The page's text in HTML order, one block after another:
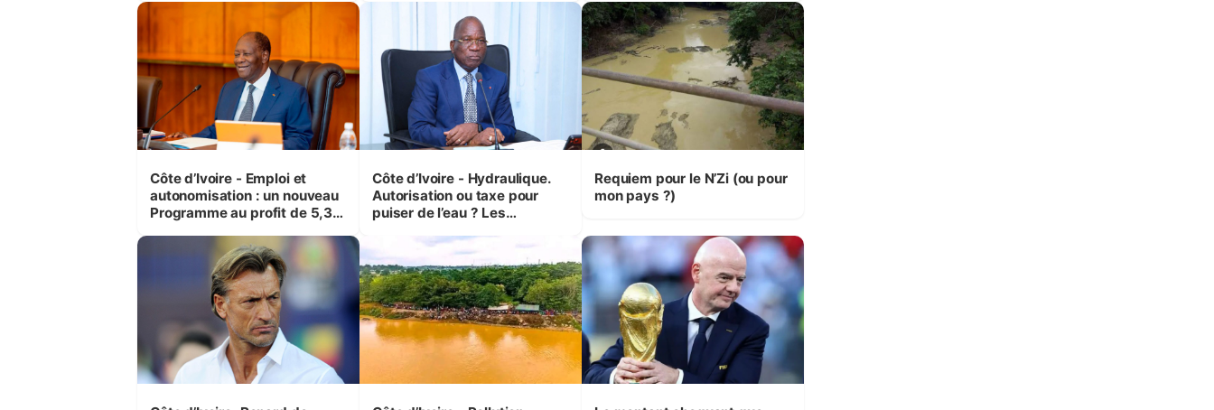
(Cne Yassoungo Koné ®)
Bouaké et Yamoussoukro
Côte d’Ivoire - Emploi et
autonomisation : un nouveau
Programme au profit de 5,3
Côte d’Ivoire - Hydraulique.
Autorisation ou taxe pour
puiser de l’eau ? Les
Requiem pour le N’Zi (ou pour
mon pays ?)